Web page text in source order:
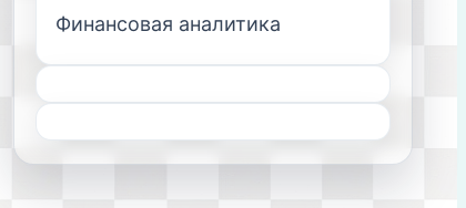
Финансовая аналитика